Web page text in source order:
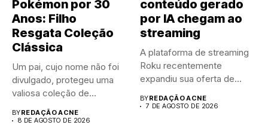
Pokémon por 30
Anos: Filho
Resgata Coleção
Clássica
Um pai, cujo nome não foi
divulgado, protegeu uma
valiosa coleção de...
BYREDAÇÃO ACNE
8 DE AGOSTO DE 2026
conteúdo gerado
por IA chegam ao
streaming
A plataforma de streaming
Roku recentemente
expandiu sua oferta de
canais FAST,...
BYREDAÇÃO ACNE
7 DE AGOSTO DE 2026